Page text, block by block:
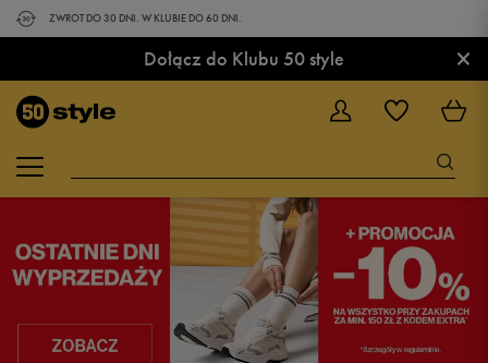
ZWROT DO 30 DNI. W KLUBIE DO 60 DNI.
Dołącz do Klubu 50 style ×